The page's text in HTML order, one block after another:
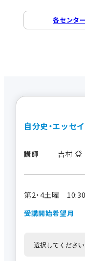
各センタ
自分史・エッセ
講師 吉村 登
第2・4土曜
受講開始希望月